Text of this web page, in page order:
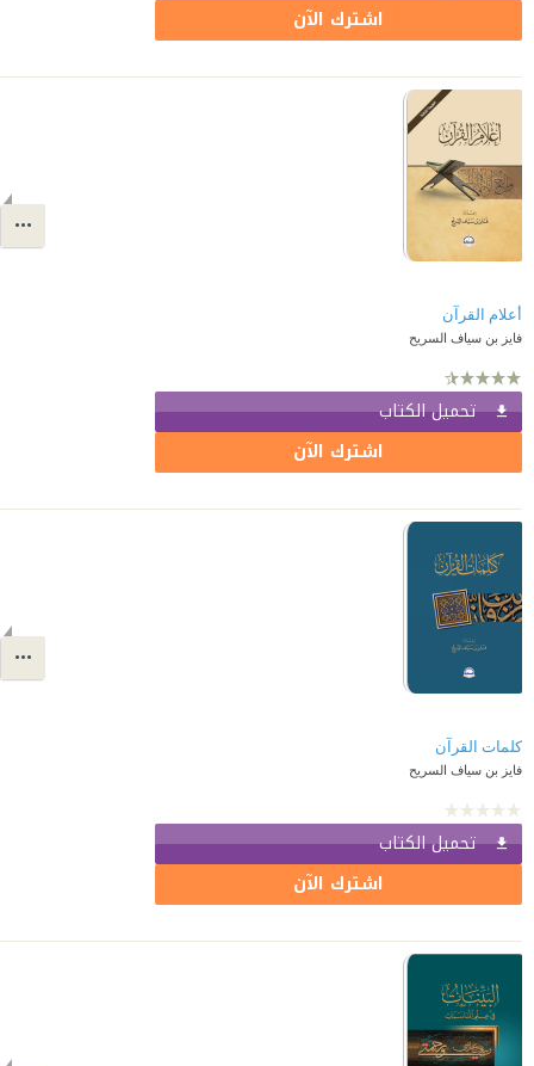
اشترك الآن
أعلام القرآن
فايز بن سياف السريح
تحميل الكتاب
اشترك الآن
كلمات القرآن
فايز بن سياف السريح
تحميل الكتاب
اشترك الآن